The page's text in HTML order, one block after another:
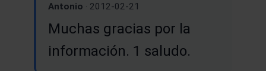
Antonio · 2012-02-21
Muchas gracias por la
información. 1 saludo.